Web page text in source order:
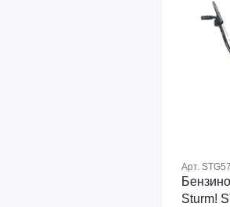
Арт.
Sturm!